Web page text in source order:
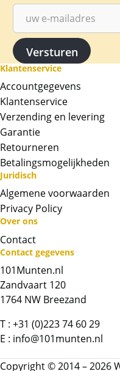
Chat met ons
Whatsapp ons!
Bel ons
Klantenservice
Accountgegevens
Klantenservice
Verzending en levering
Garantie
Retourneren
Betalingsmogelijkheden
Juridisch
Algemene voorwaarden
Privacy Policy
Over ons
Contact
Contact gegevens
101Munten.nl
Zandvaart 120
1764 NW Breezand
T : +31 (0)223 74 60 29
E : info@101munten.nl
Copyright © 2014 – 2026